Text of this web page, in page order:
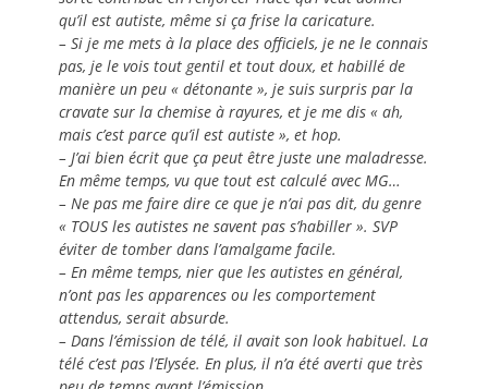
qu’il est autiste, même si ça frise la caricature.
– Si je me mets à la place des officiels, je ne le connais
pas, je le vois tout gentil et tout doux, et habillé de
manière un peu « détonante », je suis surpris par la
cravate sur la chemise à rayures, et je me dis « ah,
mais c’est parce qu’il est autiste », et hop.
– J’ai bien écrit que ça peut être juste une maladresse.
En même temps, vu que tout est calculé avec MG…
– Ne pas me faire dire ce que je n’ai pas dit, du genre
« TOUS les autistes ne savent pas s’habiller ». SVP
éviter de tomber dans l’amalgame facile.
– En même temps, nier que les autistes en général,
n’ont pas les apparences ou les comportement
attendus, serait absurde.
– Dans l’émission de télé, il avait son look habituel. La
télé c’est pas l’Elysée. En plus, il n’a été averti que très